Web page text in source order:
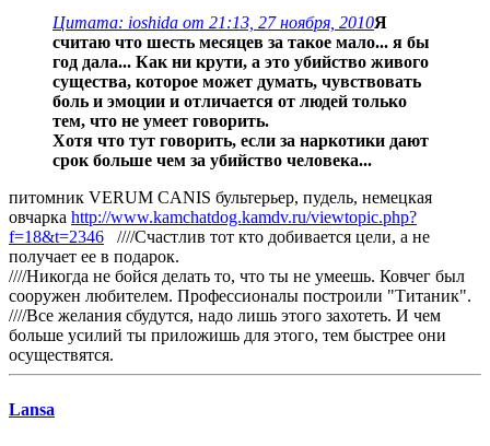
Цитата: ioshida от 21:13, 27 ноября, 2010Я
считаю что шесть месяцев за такое мало... я бы
год дала... Как ни крути, а это убийство живого
существа, которое может думать, чувствовать
боль и эмоции и отличается от людей только
тем, что не умеет говорить.
Хотя что тут говорить, если за наркотики дают
срок больше чем за убийство человека...
питомник VERUM CANIS бультерьер, пудель, немецкая
овчарка http://www.kamchatdog.kamdv.ru/viewtopic.php?
f=18&t=2346 ////Счастлив тот кто добивается цели, а не
получает ее в подарок.
////Никогда не бойся делать то, что ты не умеешь. Ковчег был
сооружен любителем. Профессионалы построили "Титаник".
////Все желания сбудутся, надо лишь этого захотеть. И чем
больше усилий ты приложишь для этого, тем быстрее они
осуществятся.
Lansa